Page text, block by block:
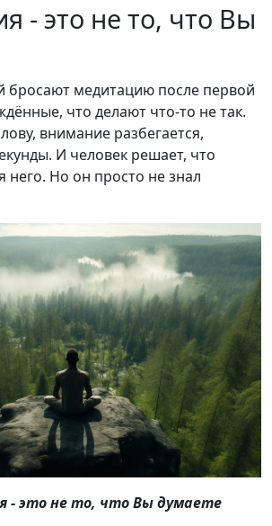
- это не то, что Вы
медитацию после первой
что делают что-то не так.
внимание разбегается,
И человек решает, что
него. Но он просто не знал
- это не то, что Вы думаете